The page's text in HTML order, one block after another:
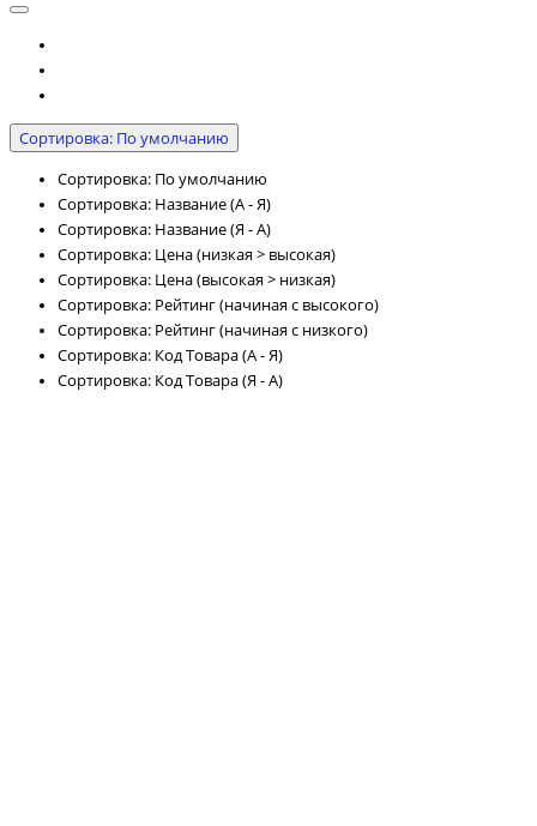
Сортировка: По умолчанию
Сортировка: По умолчанию
Сортировка: Название (А - Я)
Сортировка: Название (Я - А)
Сортировка: Цена (низкая > высокая)
Сортировка: Цена (высокая > низкая)
Сортировка: Рейтинг (начиная с высокого)
Сортировка: Рейтинг (начиная с низкого)
Сортировка: Код Товара (А - Я)
Сортировка: Код Товара (Я - А)